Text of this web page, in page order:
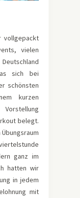
vollgepackt
vielen
sich bei
schönsten
kurzen
belegt.
ganz im
hatten wir
in jedem
mit